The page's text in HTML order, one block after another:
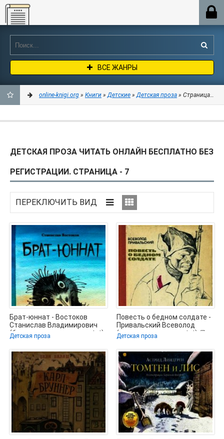
Online-knigi.org
ВСЕ ЖАНРЫ
ЗАКЛАДКИ
online-knigi.org » Книги »Детские »Детская проза » Страница 7
ДЕТСКАЯ ПРОЗА ЧИТАТЬ ОНЛАЙН БЕСПЛАТНО БЕЗ
РЕГИСТРАЦИИ. СТРАНИЦА - 7
Брат-юннат - Востоков
Станислав Владимирович
(бесплатные серии книг txt)
📗
Детская проза
Повесть о бедном солдате -
Привальский Всеволод
(электронная книга .txt) 📗
Детская проза